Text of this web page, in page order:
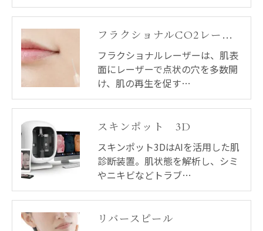
フラクショナルCO2レーザー
フラクショナルレーザーは、肌表
面にレーザーで点状の穴を多数開
け、肌の再生を促す…
スキンポット 3D
スキンポット3DはAIを活用した肌
診断装置。肌状態を解析し、シミ
やニキビなどトラブ…
リバースピール